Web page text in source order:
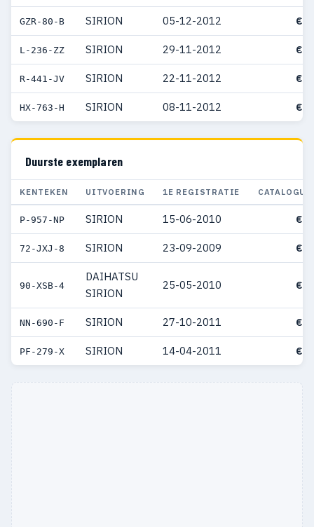
GZR-80-B SIRION 05-12-2012 €
L-236-ZZ SIRION 29-11-2012 €
R-441-JV SIRION 22-11-2012 €
HX-763-H SIRION 08-11-2012 €
Duurste exemplaren
KENTEKEN UITVOERING 1E REGISTRATIE
P-957-NP SIRION 15-06-2010 €
72-JXJ-8 SIRION 23-09-2009 €
90-XSB-4
DAIHATSU
SIRION
25-05-2010 €
NN-690-F SIRION 27-10-2011 €
PF-279-X SIRION 14-04-2011 €